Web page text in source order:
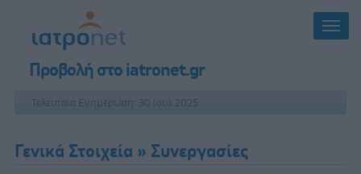
Προβολή στο iatronet.gr
Τελευταία Ενημέρωση: 30 Ιουλ 2025
Γενικά Στοιχεία » Συνεργασίες